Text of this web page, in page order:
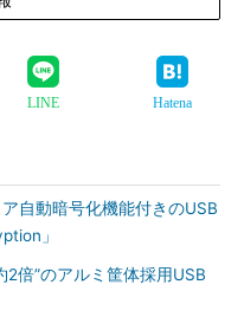
LINE Hatena
自動暗号化機能付きのUSB
」
2倍”のアルミ筐体採用USB